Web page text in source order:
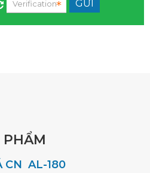
PHẨM
CN AL-180